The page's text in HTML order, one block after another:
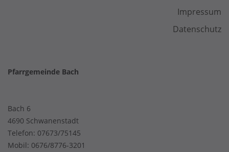
Impressum
Datenschutz
Pfarrgemeinde Bach
Bach 6
4690 Schwanenstadt
Telefon: 07673/75145
Mobil: 0676/8776-3201